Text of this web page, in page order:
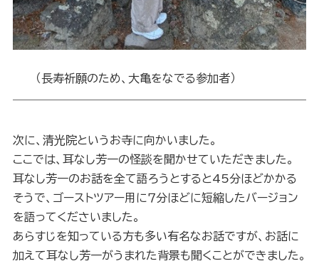
（長寿祈願のため、大亀をなでる参加者）
次に、清光院というお寺に向かいました。
ここでは、耳なし芳一の怪談を聞かせていただきました。
耳なし芳一のお話を全て語ろうとすると45分ほどかかる
そうで、ゴーストツアー用に７分ほどに短縮したバージョン
を語ってくださいました。
あらすじを知っている方も多い有名なお話ですが、お話に
加えて耳なし芳一がうまれた背景も聞くことができました。